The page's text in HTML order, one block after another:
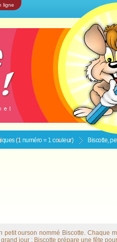
ligne
(1 numéro = 1 couleur) Biscotte,
petit ourson nommé Biscotte.
jour : Biscotte prépare une fête